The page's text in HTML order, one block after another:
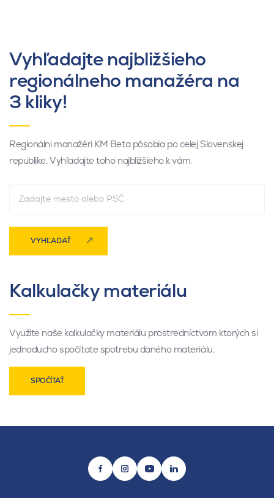
Vyhľadajte najbližšieho
regionálneho manažéra na
3 kliky!
Regionálni manažéri KM Beta pôsobia po celej Slovenskej
republike. Vyhľadajte toho najbližšieho k vám.
VYHĽADAŤ
Kalkulačky materiálu
Využite naše kalkulačky materiálu prostredníctvom ktorých si
jednoducho spočítate spotrebu daného materiálu.
SPOČÍTAŤ